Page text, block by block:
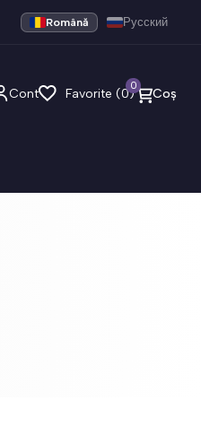
Română Русский
Cont Favorite (0) Coș
0